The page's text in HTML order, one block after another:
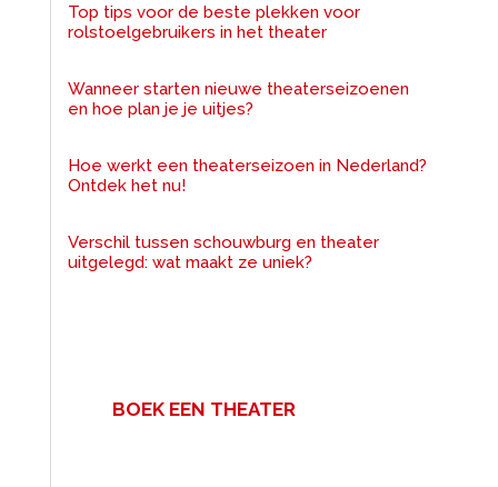
Top tips voor de beste plekken voor
rolstoelgebruikers in het theater
Wanneer starten nieuwe theaterseizoenen
en hoe plan je je uitjes?
Hoe werkt een theaterseizoen in Nederland?
Ontdek het nu!
Verschil tussen schouwburg en theater
uitgelegd: wat maakt ze uniek?
BOEK EEN THEATER